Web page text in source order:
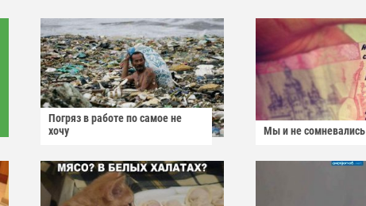
Погряз в работе по самое не
хочу
Мы и не сомневались